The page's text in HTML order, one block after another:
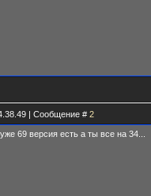
| Сообщение # 2
69 версия есть а ты все на 34...